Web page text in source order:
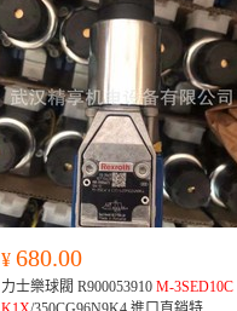
¥ 680.00
力士樂球閥 R900053910 M-3SED10C